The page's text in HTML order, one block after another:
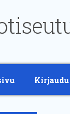
Kirjaudu